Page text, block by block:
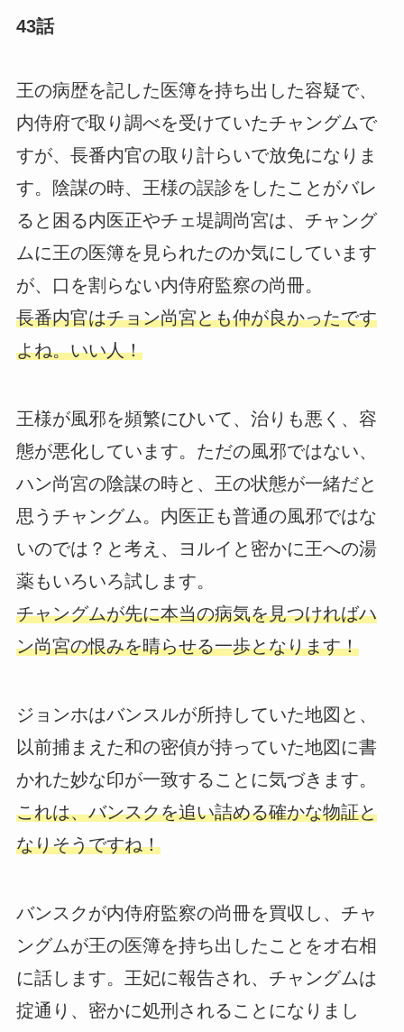
43話
王の病歴を記した医簿を持ち出した容疑で、
内侍府で取り調べを受けていたチャングムで
すが、長番内官の取り計らいで放免になりま
す。陰謀の時、王様の誤診をしたことがバレ
ると困る内医正やチェ堤調尚宮は、チャング
ムに王の医簿を見られたのか気にしています
が、口を割らない内侍府監察の尚冊。
長番内官はチョン尚宮とも仲が良かったです
よね。いい人！
王様が風邪を頻繁にひいて、治りも悪く、容
態が悪化しています。ただの風邪ではない、
ハン尚宮の陰謀の時と、王の状態が一緒だと
思うチャングム。内医正も普通の風邪ではな
いのでは？と考え、ヨルイと密かに王への湯
薬もいろいろ試します。
チャングムが先に本当の病気を見つければハ
ン尚宮の恨みを晴らせる一歩となります！
ジョンホはバンスルが所持していた地図と、
以前捕まえた和の密偵が持っていた地図に書
かれた妙な印が一致することに気づきます。
これは、バンスクを追い詰める確かな物証と
なりそうですね！
バンスクが内侍府監察の尚冊を買収し、チャ
ングムが王の医簿を持ち出したことをオ右相
に話します。王妃に報告され、チャングムは
掟通り、密かに処刑されることになりまし